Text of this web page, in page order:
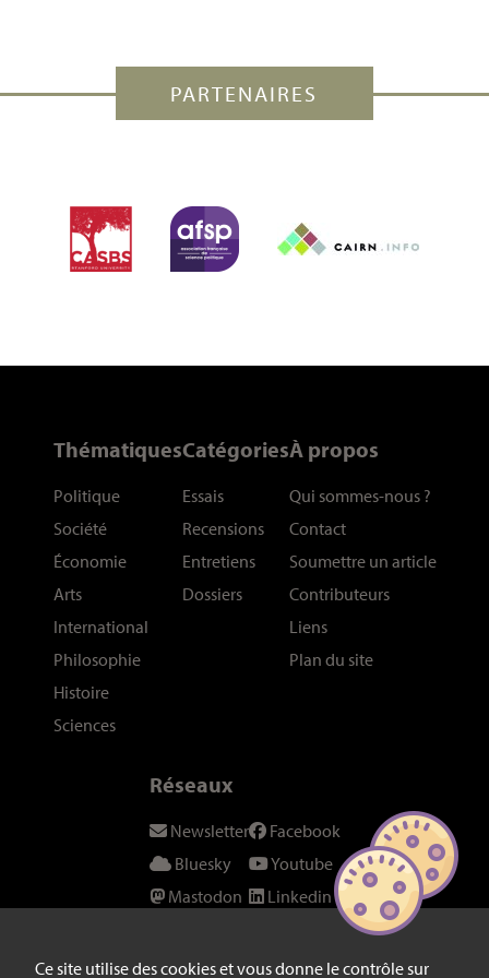
Ce site utilise des cookies et vous donne le contrôle sur
PARTENAIRES
Thématiques
Politique
Société
Économie
Arts
International
Philosophie
Histoire
Sciences
Catégories
Essais
Recensions
Entretiens
Dossiers
À propos
Qui sommes-nous ?
Contact
Soumettre un article
Contributeurs
Liens
Plan du site
Réseaux
Newsletter
Bluesky
Mastodon
Instagram
Facebook
Youtube
Linkedin
Fil RSS